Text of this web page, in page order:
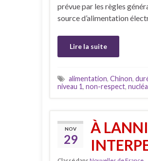
prévue par les règles
source d’alimentation
Lire la suite
alimentation, Chinon,
niveau 1, non-respect,
NOV
29
À